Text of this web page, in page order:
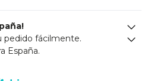
pedido fácilmente.
España.